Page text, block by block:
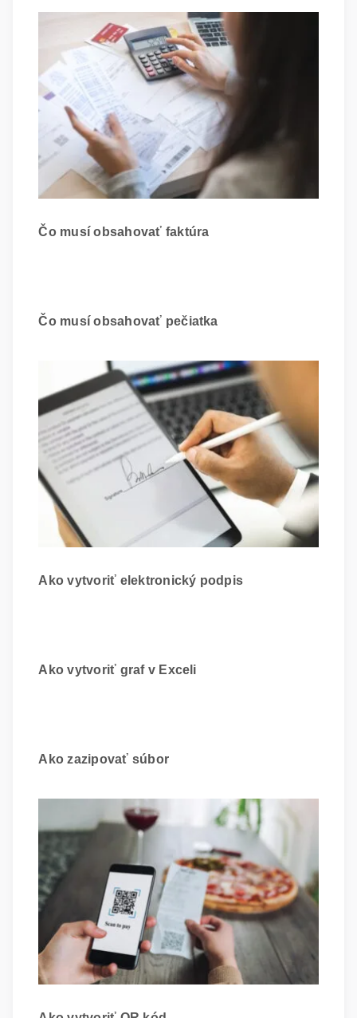
Čo musí obsahovať faktúra
Čo musí obsahovať pečiatka
Ako vytvoriť elektronický podpis
Ako vytvoriť graf v Exceli
Ako zazipovať súbor